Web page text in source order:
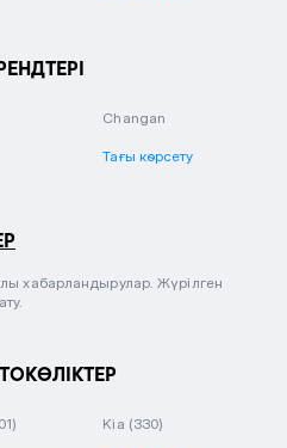
Changan
Тағы көрсету
хабарландырулар. Жүрілген
Kia (330)